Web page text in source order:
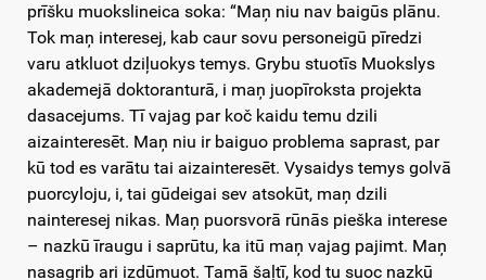
prīšku muokslineica soka: “Maņ niu nav baigūs plānu.
Tok maņ interesej, kab caur sovu personeigū pīredzi
varu atkluot dziļuokys temys. Grybu stuotīs Muokslys
akademejā doktoranturā, i maņ juopīroksta projekta
dasacejums. Tī vajag par koč kaidu temu dzili
aizainteresēt. Maņ niu ir baiguo problema saprast, par
kū tod es varātu tai aizainteresēt. Vysaidys temys golvā
puorcyloju, i, tai gūdeigai sev atsokūt, maņ dzili
nainteresej nikas. Maņ puorsvorā rūnās pieška interese
– nazkū īraugu i saprūtu, ka itū maņ vajag pajimt. Maņ
nasagrib ari izdūmuot. Tamā šaļtī, kod tu suoc nazkū